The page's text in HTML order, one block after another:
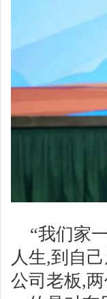
“我们家
人生,到自
公司老板,